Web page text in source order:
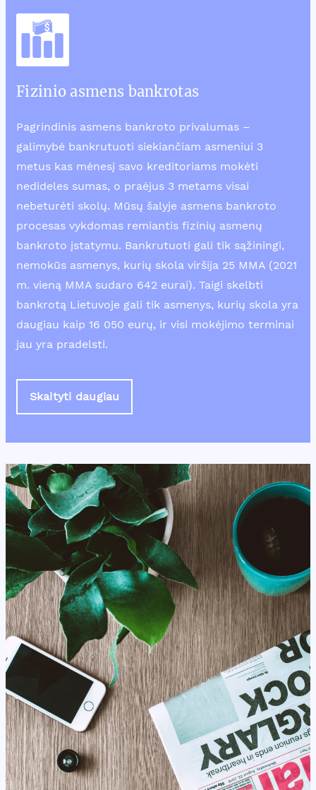
Fizinio asmens bankrotas
Pagrindinis asmens bankroto privalumas –
galimybė bankrutuoti siekiančiam asmeniui 3
metus kas mėnesį savo kreditoriams mokėti
nedideles sumas, o praėjus 3 metams visai
nebeturėti skolų. Mūsų šalyje asmens bankroto
procesas vykdomas remiantis fizinių asmenų
bankroto įstatymu. Bankrutuoti gali tik sąžiningi,
nemokūs asmenys, kurių skola viršija 25 MMA (2021
m. vieną MMA sudaro 642 eurai). Taigi skelbti
bankrotą Lietuvoje gali tik asmenys, kurių skola yra
daugiau kaip 16 050 eurų, ir visi mokėjimo terminai
jau yra pradelsti.
Skaityti daugiau